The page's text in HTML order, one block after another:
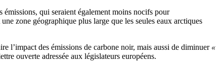
émissions, qui seraient également moins nocifs pour
zone géographique plus large que les seules eaux arctiques
l’impact des émissions de carbone noir, mais aussi de diminuer «
ouverte adressée aux législateurs européens.